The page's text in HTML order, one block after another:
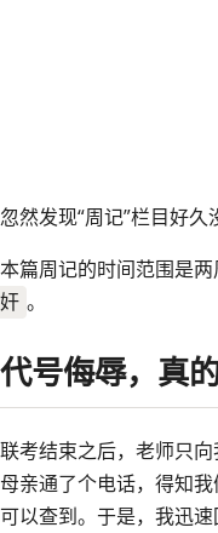
2025 年 10 月 31 日生活
忽然发现“周记”栏目好久
本篇周记的时间范围是两
奸 。
代号侮辱，真
联考结束之后，老师只
母亲通了个电话，得知
可以查到。于是，我迅